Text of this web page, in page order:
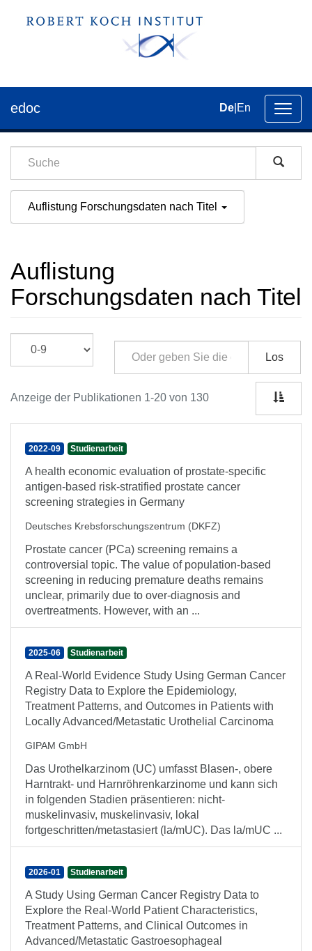
der
edoc De En
Auflistung Forschungsdaten nach Titel
Auflistung
Forschungsdaten nach Titel
Los
Anzeige der Publikationen 1-20 von 130
2022-09 Studienarbeit
A health economic evaluation of prostate-specific
antigen-based risk-stratified prostate cancer
screening strategies in Germany
Deutsches Krebsforschungszentrum (DKFZ)
Prostate cancer (PCa) screening remains a
controversial topic. The value of population-based
screening in reducing premature deaths remains
unclear, primarily due to over-diagnosis and
overtreatments. However, with an ...
2025-06 Studienarbeit
A Real-World Evidence Study Using German Cancer
Registry Data to Explore the Epidemiology,
Treatment Patterns, and Outcomes in Patients with
Locally Advanced/Metastatic Urothelial Carcinoma
GIPAM GmbH
Das Urothelkarzinom (UC) umfasst Blasen-, obere
Harntrakt- und Harnröhrenkarzinome und kann sich
in folgenden Stadien präsentieren: nicht-
muskelinvasiv, muskelinvasiv, lokal
fortgeschritten/metastasiert (la/mUC). Das la/mUC ...
2026-01 Studienarbeit
A Study Using German Cancer Registry Data to
Explore the Real-World Patient Characteristics,
Treatment Patterns, and Clinical Outcomes in
Advanced/Metastatic Gastroesophageal